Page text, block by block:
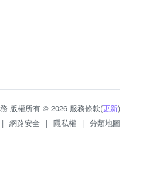
版權所有 © 2026 服務條款(更新)
| 網路安全 | 隱私權 | 分類地圖